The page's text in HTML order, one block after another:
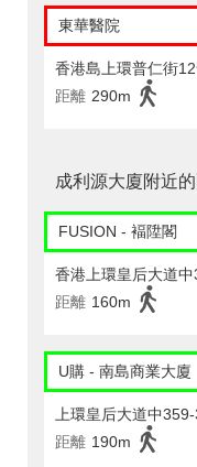
東華醫院
香港島上環普仁街
距離 290m
成利源大廈附近
FUSION - 褔陞閣
香港上環皇后大道
距離 160m
U購 - 南島商業大廈
上環皇后大道中
距離 190m